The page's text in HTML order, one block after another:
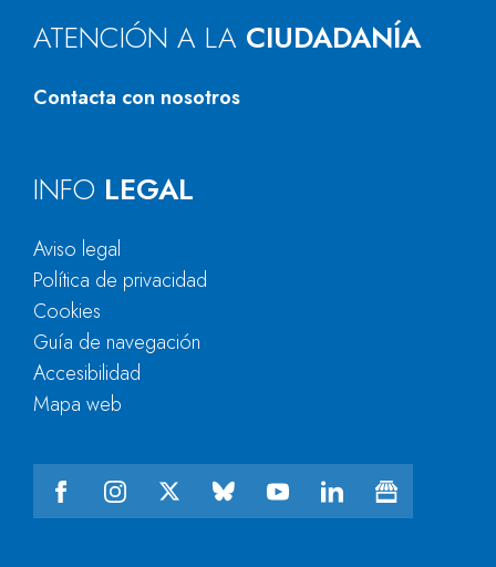
ATENCIÓN A LA CIUDADANÍA
Contacta con nosotros
INFO LEGAL
Aviso legal
Política de privacidad
Cookies
Guía de navegación
Accesibilidad
Mapa web